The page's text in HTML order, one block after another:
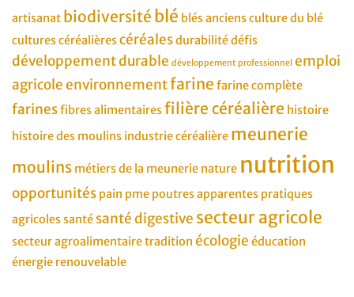
artisanat biodiversité blé blés anciensculture du blé
cultures céréalièrescéréalesdurabilitédéfis
développement durable développement professionnel emploi
agricoleenvironnementfarine farine complète
farinesfibres alimentairesfilière céréalière histoire
histoire des moulins industrie céréalière meunerie
moulins métiers de la meunerie nature nutrition
opportunités pain pme poutres apparentes pratiques
agricolessanté santé digestive secteur agricole
secteur agroalimentairetradition écologie éducation
énergie renouvelable